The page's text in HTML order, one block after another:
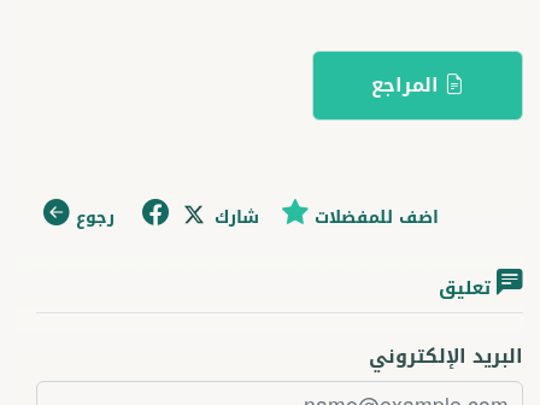
المراجع
رجوع شارك اضف للمفضلات
تعليق
البريد الإلكتروني